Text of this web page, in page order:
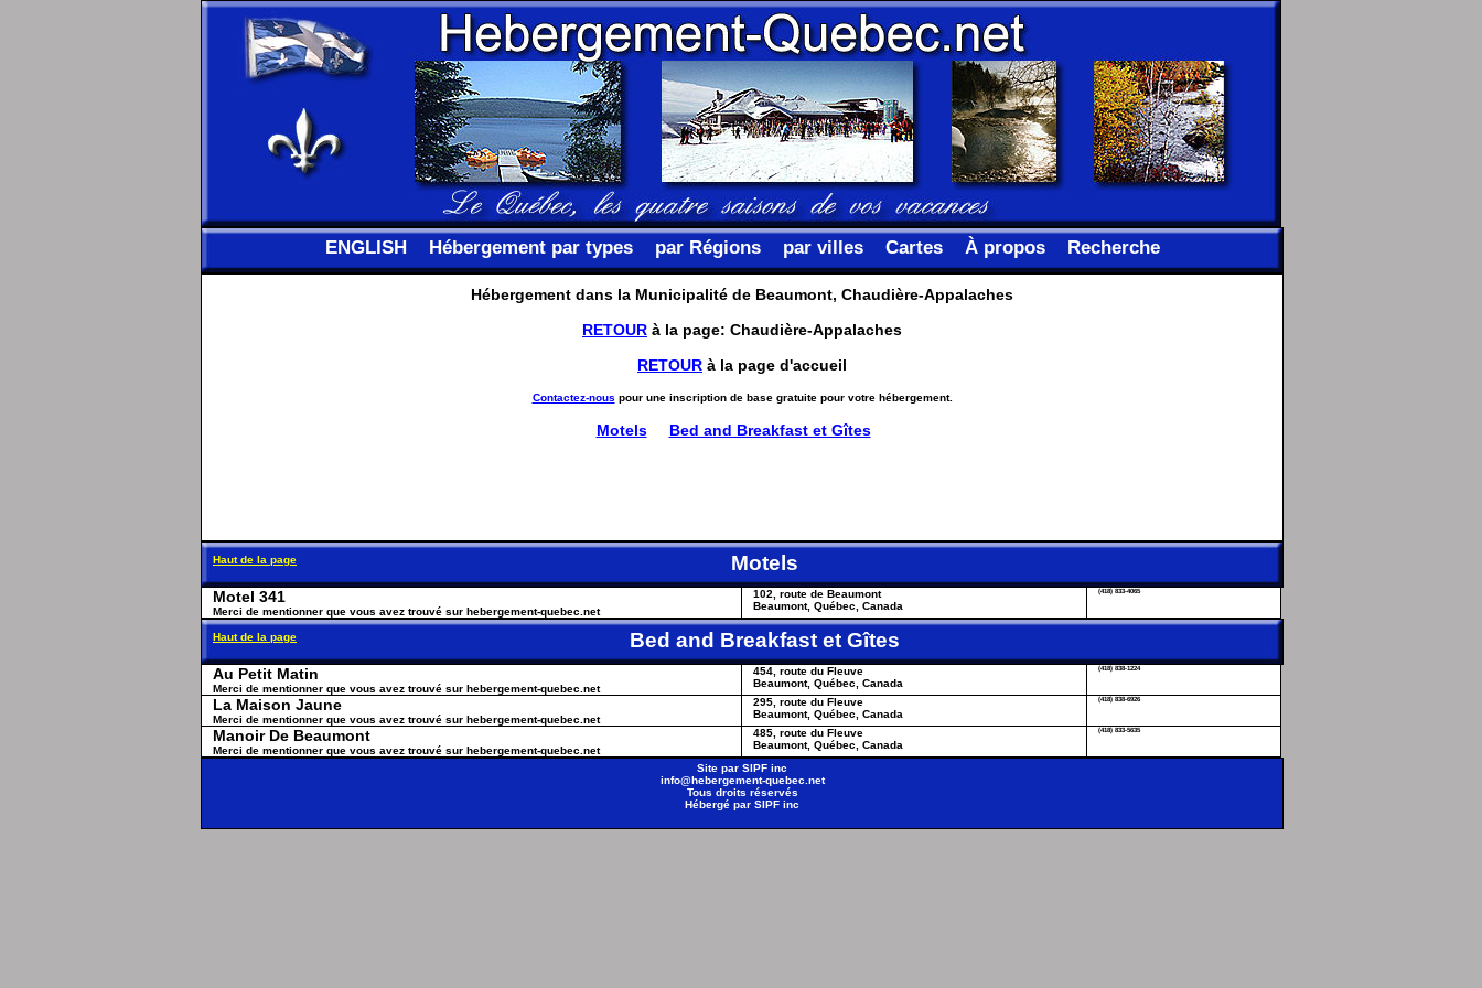
ENGLISH Hébergement par types par Régions par villes Cartes À propos Recherche
Hébergement dans la Municipalité de Beaumont, Chaudière-Appalaches
RETOUR à la page: Chaudière-Appalaches
RETOUR à la page d'accueil
Contactez-nous pour une inscription de base gratuite pour votre hébergement.
Motels Bed and Breakfast et Gîtes
Haut de la page Motels
Motel 341
Merci de mentionner que vous avez trouvé sur hebergement-quebec.net
102, route de Beaumont
Beaumont, Québec, Canada
(418) 833-4065
Haut de la page Bed and Breakfast et Gîtes
Au Petit Matin
Merci de mentionner que vous avez trouvé sur hebergement-quebec.net
454, route du Fleuve
Beaumont, Québec, Canada
(418) 838-1224
La Maison Jaune
Merci de mentionner que vous avez trouvé sur hebergement-quebec.net
295, route du Fleuve
Beaumont, Québec, Canada
(418) 838-6926
Manoir De Beaumont
Merci de mentionner que vous avez trouvé sur hebergement-quebec.net
485, route du Fleuve
Beaumont, Québec, Canada
(418) 833-5635
Site par SIPF inc
info@hebergement-quebec.net
Tous droits réservés
Hébergé par SIPF inc